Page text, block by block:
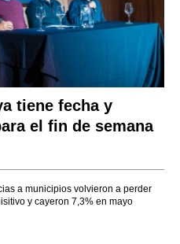
tiene fecha y
el fin de semana
a municipios volvieron a perder
y cayeron 7,3% en mayo